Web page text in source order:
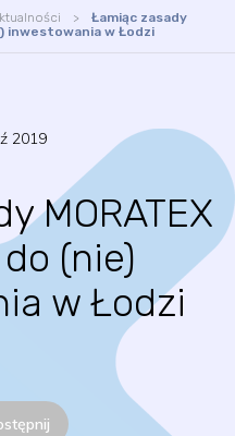
Łamiąc zasady
inwestowania w Łodzi
2019
MORATEX
(nie)
w Łodzi